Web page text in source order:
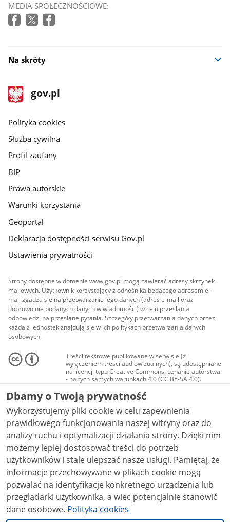
MEDIA SPOŁECZNOŚCIOWE:
Na skróty
stopka
gov.pl
Strona
gov.pl
gov.pl
Polityka cookies
Służba cywilna
Profil zaufany
BIP
Prawa autorskie
Warunki korzystania
Geoportal
Deklaracja dostępności serwisu Gov.pl
Ustawienia prywatności
Strony dostępne w domenie www.gov.pl mogą zawierać adresy skrzynek
mailowych. Użytkownik korzystający z odnośnika będącego adresem e-
mail zgadza się na przetwarzanie jego danych (adres e-mail oraz
dobrowolnie podanych danych w wiadomości) w celu przesłania
odpowiedzi na przesłane pytania. Szczegóły przetwarzania danych przez
każdą z jednostek znajdują się w ich politykach przetwarzania danych
osobowych.
Treści tekstowe publikowane w serwisie (z
wyłączeniem treści audiowizualnych), są udostępniane
na licencji typu Creative Commons: uznanie autorstwa
- na tych samych warunkach 4.0 (CC BY-SA 4.0).
Materiały audiowizualne, w tym zdjęcia, materiały
audio i wideo, są udostępniane na licencji typu
Creative Commons: uznanie autorstwa użycie
niekomercyjne - bez utworów zależnych 4.0 (CC BY-
NC-ND 4.0), o ile nie jest to stwierdzone inaczej.
Dbamy o Twoją prywatność
Wykorzystujemy pliki cookie w celu zapewnienia
prawidłowego funkcjonowania naszej witryny oraz do
analizy ruchu i optymalizacji działania strony. Dzięki nim
możemy lepiej dostosować treści do potrzeb
użytkowników i stale ulepszać nasze usługi. Pamiętaj, że
informacje przechowywane w plikach cookie mogą
pozwalać na identyfikację konkretnego urządzenia lub
przeglądarki użytkownika, a więc potencjalnie stanowić
dane osobowe. Polityka cookies